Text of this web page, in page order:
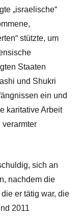
„israelische“
stützte, um
Staaten
und Shukri
ein und
karitative Arbeit
verarmter
sich an
nachdem die
er tätig war, die
2011